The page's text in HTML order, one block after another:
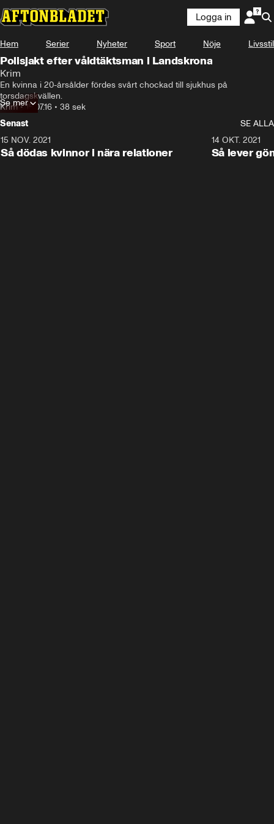
Logga in
Hem Serier Nyheter Sport Nöje Livsstil
Polisjakt efter våldtäktsman i Landskrona
Krim
En kvinna i 20-årsålder fördes svårt chockad till sjukhus på
torsdagskvällen.
Krim•15.07.16 • 38 sek
Se mer
Senast
SE ALLA
15 NOV. 2021
Så dödas kvinnor i nära relationer
14 OKT. 2021
Så lever